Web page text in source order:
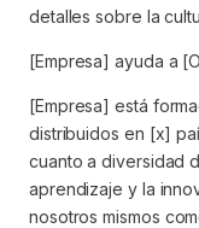
detalles sobre la
[Empresa] ayuda a
[Empresa] está
distribuidos en [x]
cuanto a diversidad
aprendizaje y la
nosotros mismos